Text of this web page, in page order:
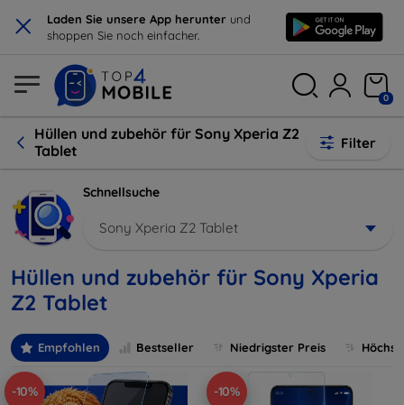
× Laden Sie unsere App herunter und
shoppen Sie noch einfacher.
0
Hüllen und zubehör für Sony Xperia Z2
Tablet
Filter
Schnellsuche
Sony Xperia Z2 Tablet
Hüllen und zubehör für Sony Xperia
Z2 Tablet
Empfohlen Bestseller Niedrigster Preis
-10% -10%